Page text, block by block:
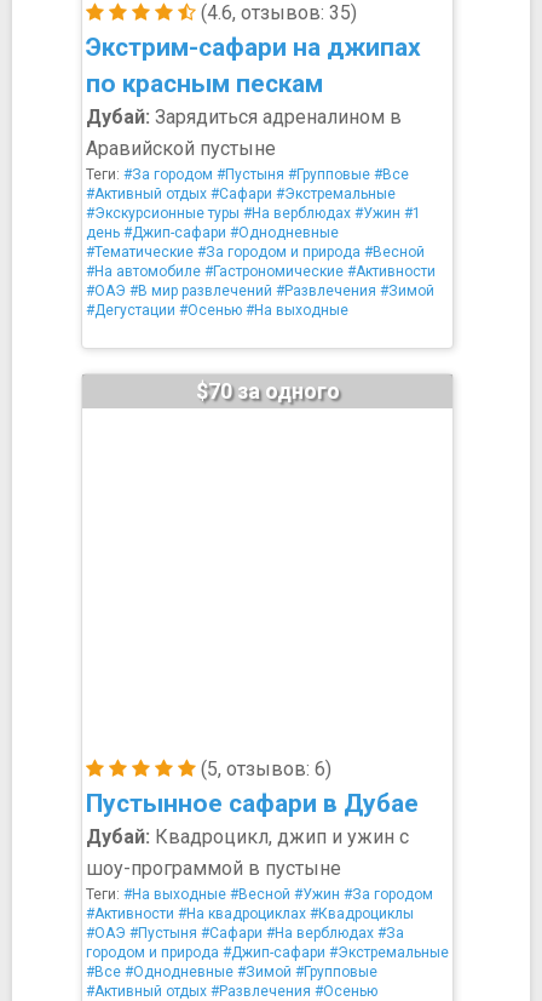
(4.6, отзывов: 35)
Экстрим-сафари на джипах
по красным пескам
Дубай: Зарядиться адреналином в
Аравийской пустыне
Теги: #За городом #Пустыня #Групповые #Все
#Активный отдых #Сафари #Экстремальные
#Экскурсионные туры #На верблюдах #Ужин #1
день #Джип-сафари #Однодневные
#Тематические #За городом и природа #Весной
#На автомобиле #Гастрономические #Активности
#ОАЭ #В мир развлечений #Развлечения #Зимой
#Дегустации #Осенью #На выходные
(5, отзывов: 6)
Пустынное сафари в Дубае
$70 за одного
Дубай: Квадроцикл, джип и ужин с
шоу-программой в пустыне
Теги: #На выходные #Весной #Ужин #За городом
#Активности #На квадроциклах #Квадроциклы
#ОАЭ #Пустыня #Сафари #На верблюдах #За
городом и природа #Джип-сафари #Экстремальные
#Все #Однодневные #Зимой #Групповые
#Активный отдых #Развлечения #Осенью